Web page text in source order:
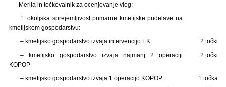
Merila in točkovalnik za ocenjevanje vlog:
1. okoljska sprejemljivost primarne kmetijske pridelave na
kmetijskem gospodarstvu:
– kmetijsko gospodarstvo izvaja intervencijo EK
2 točki
– kmetijsko gospodarstvo izvaja najmanj 2 operaciji
KOPOP
2 točki
– kmetijsko gospodarstvo izvaja 1 operacijo KOPOP
1 točka